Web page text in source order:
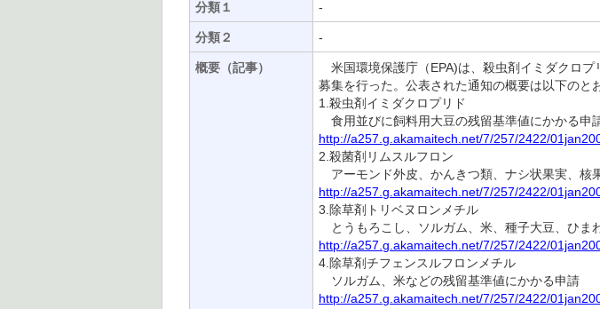
分類１ -
分類２ -
概要（記事）
米国環境保護庁（EPA)は、殺虫剤イミダクロ
募集を行った。公表された通知の概要は以下のと
1.殺虫剤イミダクロプリド
食用並びに飼料用大豆の残留基準値にかかる申
http://a257.g.akamaitech.net/7/257/2422/
2.殺菌剤リムスルフロン
アーモンド外皮、かんきつ類、ナシ状果実、核
http://a257.g.akamaitech.net/7/257/2422/
3.除草剤トリベヌロンメチル
とうもろこし、ソルガム、米、種子大豆、ひま
http://a257.g.akamaitech.net/7/257/2422/
4.除草剤チフェンスルフロンメチル
ソルガム、米などの残留基準値にかかる申請
http://a257.g.akamaitech.net/7/257/2422/